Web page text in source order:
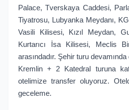
Palace, Tverskaya Caddesi,
Tiyatrosu, Lubyanka Meydanı,
Vasili Kilisesi, Kızıl Meydan,
Kurtarıcı İsa Kilisesi, Meclis
arasındadır. Şehir turu
Kremlin + 2 Katedral turuna
otelimize transfer oluyoruz.
geceleme.